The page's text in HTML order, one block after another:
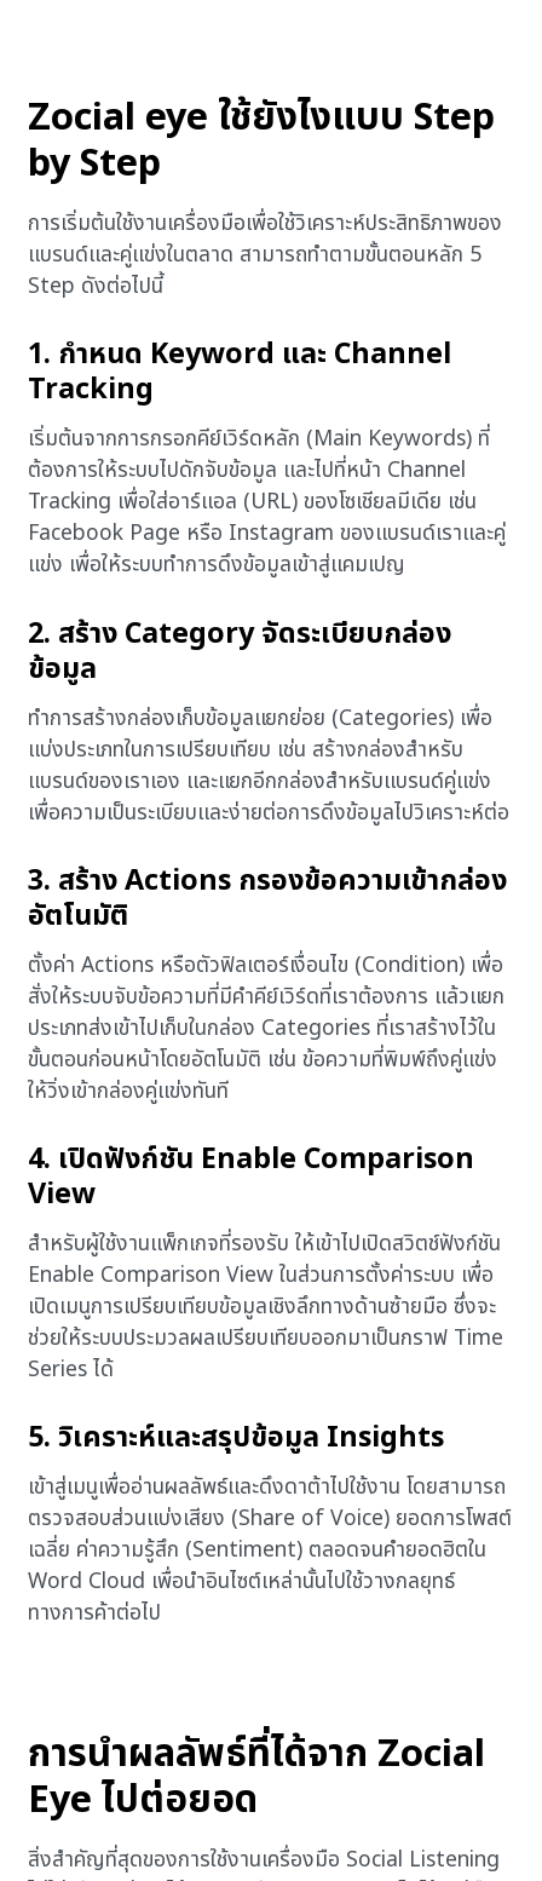
Zocial eye ใช้ยังไงแบบ Step
by Step
การเริ่มต้นใช้งานเครื่องมือเพื่อใช้วิเคราะห์ประสิทธิภาพของ
แบรนด์และคู่แข่งในตลาด สามารถทำตามขั้นตอนหลัก 5
Step ดังต่อไปนี้
1. กำหนด Keyword และ Channel
Tracking
เริ่มต้นจากการกรอกคีย์เวิร์ดหลัก (Main Keywords) ที่
ต้องการให้ระบบไปดักจับข้อมูล และไปที่หน้า Channel
Tracking เพื่อใส่อาร์แอล (URL) ของโซเชียลมีเดีย เช่น
Facebook Page หรือ Instagram ของแบรนด์เราและคู่
แข่ง เพื่อให้ระบบทำการดึงข้อมูลเข้าสู่แคมเปญ
2. สร้าง Category จัดระเบียบกล่อง
ข้อมูล
ทำการสร้างกล่องเก็บข้อมูลแยกย่อย (Categories) เพื่อ
แบ่งประเภทในการเปรียบเทียบ เช่น สร้างกล่องสำหรับ
แบรนด์ของเราเอง และแยกอีกกล่องสำหรับแบรนด์คู่แข่ง
เพื่อความเป็นระเบียบและง่ายต่อการดึงข้อมูลไปวิเคราะห์ต่อ
3. สร้าง Actions กรองข้อความเข้ากล่อง
อัตโนมัติ
ตั้งค่า Actions หรือตัวฟิลเตอร์เงื่อนไข (Condition) เพื่อ
สั่งให้ระบบจับข้อความที่มีคำคีย์เวิร์ดที่เราต้องการ แล้วแยก
ประเภทส่งเข้าไปเก็บในกล่อง Categories ที่เราสร้างไว้ใน
ขั้นตอนก่อนหน้าโดยอัตโนมัติ เช่น ข้อความที่พิมพ์ถึงคู่แข่ง
ให้วิ่งเข้ากล่องคู่แข่งทันที
4. เปิดฟังก์ชัน Enable Comparison
View
สำหรับผู้ใช้งานแพ็กเกจที่รองรับ ให้เข้าไปเปิดสวิตช์ฟังก์ชัน
Enable Comparison View ในส่วนการตั้งค่าระบบ เพื่อ
เปิดเมนูการเปรียบเทียบข้อมูลเชิงลึกทางด้านซ้ายมือ ซึ่งจะ
ช่วยให้ระบบประมวลผลเปรียบเทียบออกมาเป็นกราฟ Time
Series ได้
5. วิเคราะห์และสรุปข้อมูล Insights
เข้าสู่เมนูเพื่ออ่านผลลัพธ์และดึงดาต้าไปใช้งาน โดยสามารถ
ตรวจสอบส่วนแบ่งเสียง (Share of Voice) ยอดการโพสต์
เฉลี่ย ค่าความรู้สึก (Sentiment) ตลอดจนคำยอดฮิตใน
Word Cloud เพื่อนำอินไซต์เหล่านั้นไปใช้วางกลยุทธ์
ทางการค้าต่อไป
การนำผลลัพธ์ที่ได้จาก Zocial
Eye ไปต่อยอด
สิ่งสำคัญที่สุดของการใช้งานเครื่องมือ Social Listening